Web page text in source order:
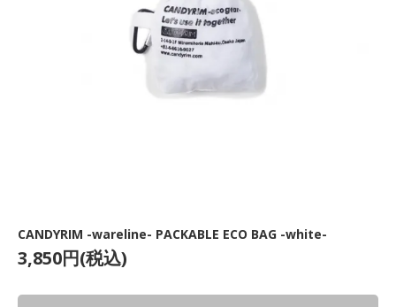
CANDYRIM -wareline- PACKABLE ECO BAG -white-
3,850円(税込)